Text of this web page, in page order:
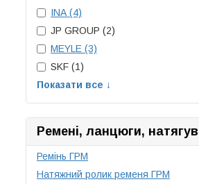
INA (4)
JP GROUP (2)
MEYLE (3)
SKF (1)
Показати все ↓
Ремені, ланцюги,
Ремінь ГРМ
Натяжний ролик ременя ГРМ